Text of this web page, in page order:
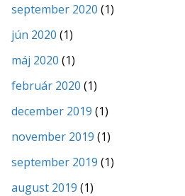
september 2020 (1)
jún 2020 (1)
máj 2020 (1)
február 2020 (1)
december 2019 (1)
november 2019 (1)
september 2019 (1)
august 2019 (1)